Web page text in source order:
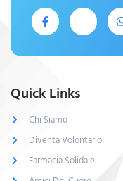
Quick Links
Chi Siamo
Diventa Volontario
Farmacia Solidale